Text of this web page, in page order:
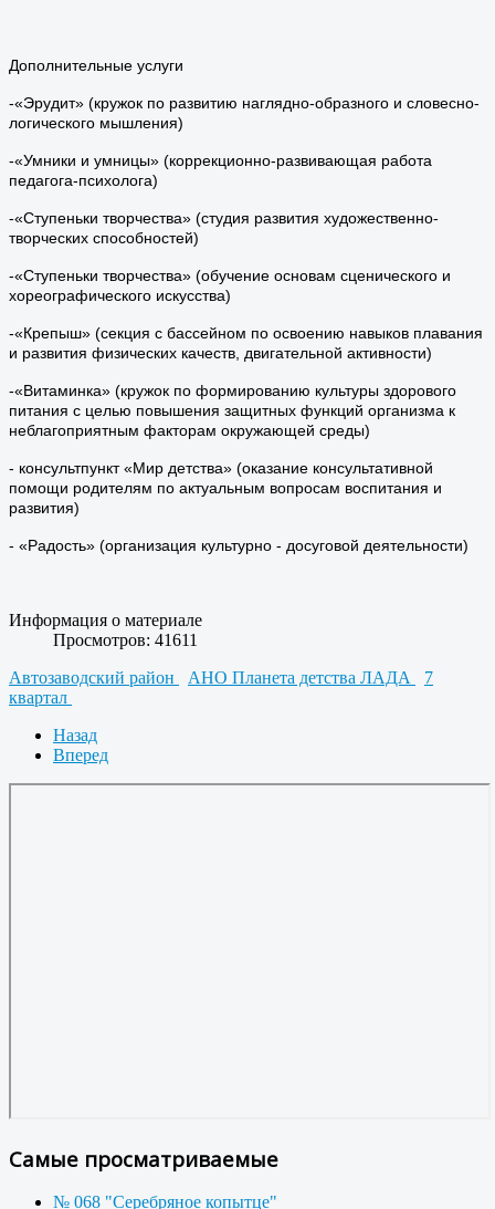
Дополнительные услуги
-«Эрудит» (кружок по развитию наглядно-образного и словесно-
логического мышления)
-«Умники и умницы» (коррекционно-развивающая работа
педагога-психолога)
-«Ступеньки творчества» (студия развития художественно-
творческих способностей)
-«Ступеньки творчества» (обучение основам сценического и
хореографического искусства)
-«Крепыш» (секция с бассейном по освоению навыков плавания
и развития физических качеств, двигательной активности)
-«Витаминка» (кружок по формированию культуры здорового
питания с целью повышения защитных функций организма к
неблагоприятным факторам окружающей среды)
- консультпункт «Мир детства» (оказание консультативной
помощи родителям по актуальным вопросам воспитания и
развития)
- «Радость» (организация культурно - досуговой деятельности)
Информация о материале
Просмотров: 41611
Автозаводский район
АНО Планета детства ЛАДА
7
квартал
Назад
Вперед
Самые просматриваемые
№ 068 "Серебряное копытце"